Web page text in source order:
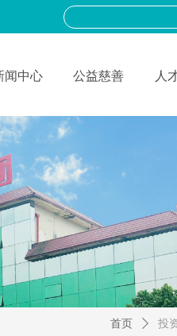
闻中心 公益慈善 人
首页 ꄲ 投